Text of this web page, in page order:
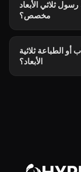
ثلاثي الأبعاد
مخصص؟
الطباعة ثلاثية
الأبعاد؟